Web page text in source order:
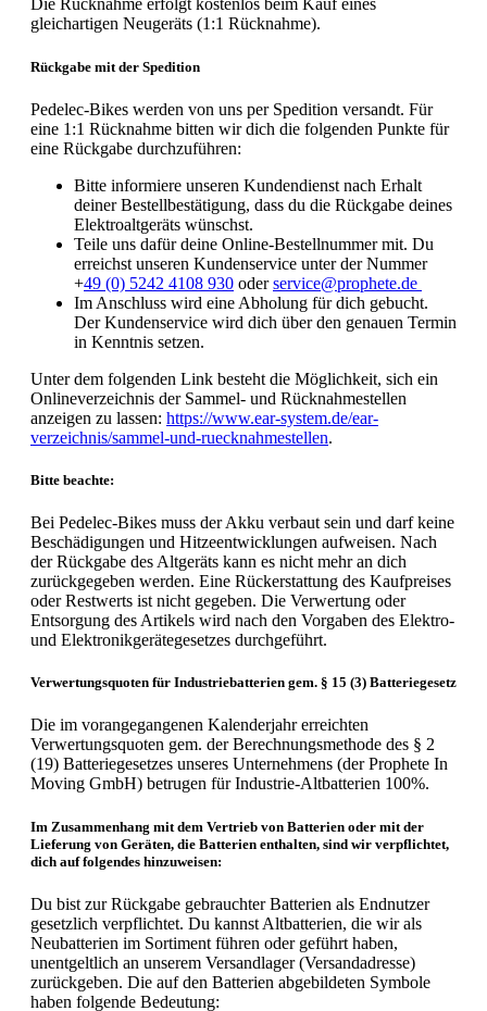
Die Rücknahme erfolgt kostenlos beim Kauf eines
gleichartigen Neugeräts (1:1 Rücknahme).
Rückgabe mit der Spedition
Pedelec-Bikes werden von uns per Spedition versandt. Für
eine 1:1 Rücknahme bitten wir dich die folgenden Punkte für
eine Rückgabe durchzuführen:
Bitte informiere unseren Kundendienst nach Erhalt
deiner Bestellbestätigung, dass du die Rückgabe deines
Elektroaltgeräts wünschst.
Teile uns dafür deine Online-Bestellnummer mit. Du
erreichst unseren Kundenservice unter der Nummer
+49 (0) 5242 4108 930 oderservice@prophete.de
Im Anschluss wird eine Abholung für dich gebucht.
Der Kundenservice wird dich über den genauen Termin
in Kenntnis setzen.
Unter dem folgenden Link besteht die Möglichkeit, sich ein
Onlineverzeichnis der Sammel- und Rücknahmestellen
anzeigen zu lassen: https://www.ear-system.de/ear-
verzeichnis/sammel-und-ruecknahmestellen.
Bitte beachte:
Bei Pedelec-Bikes muss der Akku verbaut sein und darf keine
Beschädigungen und Hitzeentwicklungen aufweisen. Nach
der Rückgabe des Altgeräts kann es nicht mehr an dich
zurückgegeben werden. Eine Rückerstattung des Kaufpreises
oder Restwerts ist nicht gegeben. Die Verwertung oder
Entsorgung des Artikels wird nach den Vorgaben des Elektro-
und Elektronikgerätegesetzes durchgeführt.
Verwertungsquoten für Industriebatterien gem. § 15 (3) Batteriegesetz
Die im vorangegangenen Kalenderjahr erreichten
Verwertungsquoten gem. der Berechnungsmethode des § 2
(19) Batteriegesetzes unseres Unternehmens (der Prophete In
Moving GmbH) betrugen für Industrie-Altbatterien 100%.
Im Zusammenhang mit dem Vertrieb von Batterien oder mit der
Lieferung von Geräten, die Batterien enthalten, sind wir verpflichtet,
dich auf folgendes hinzuweisen:
Du bist zur Rückgabe gebrauchter Batterien als Endnutzer
gesetzlich verpflichtet. Du kannst Altbatterien, die wir als
Neubatterien im Sortiment führen oder geführt haben,
unentgeltlich an unserem Versandlager (Versandadresse)
zurückgeben. Die auf den Batterien abgebildeten Symbole
haben folgende Bedeutung: